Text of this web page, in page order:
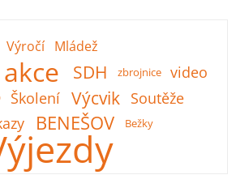
Výročí Mládež
SDH zbrojnice video
Školení Výcvik Soutěže
BENEŠOV Bežky